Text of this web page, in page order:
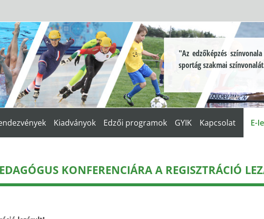
"Az edzőképzés
sportág szakmai
Kiadványok Edzői programok GYIK Kapcsolat E-
KONFERENCIÁRA A REGISZTRÁCIÓ